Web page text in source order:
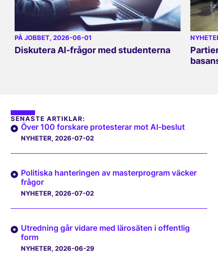
PÅ JOBBET, 2026-06-01
Diskutera AI-frågor med studenterna
SENASTE ARTIKLAR:
Över 100 forskare protesterar mot AI-beslut
NYHETER, 2026-07-02
Politiska hanteringen av masterprogram väcker
frågor
NYHETER, 2026-07-02
Utredning går vidare med lärosäten i offentlig
form
NYHETER, 2026-06-29